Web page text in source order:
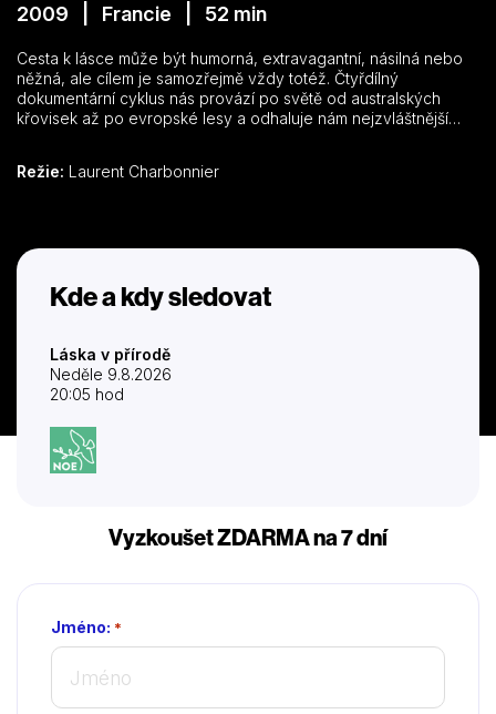
2009 | Francie | 52 min
Cesta k lásce může být humorná, extravagantní, násilná nebo
něžná, ale cílem je samozřejmě vždy totéž. Čtyřdílný
dokumentární cyklus nás provází po světě od australských
křovisek až po evropské lesy a odhaluje nám nejzvláštnější
Režie: Laurent Charbonnier
Kde a kdy sledovat
Láska v přírodě
Neděle 9.8.2026
20:05 hod
Vyzkoušet ZDARMA na 7 dní
Jméno: *